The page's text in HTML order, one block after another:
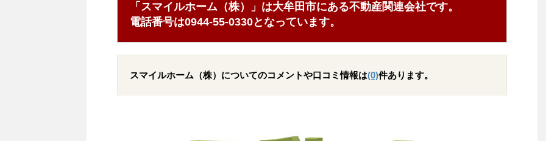
「スマイルホーム（株）」は大牟田市にある不動産関連会社です。
電話番号は0944-55-0330となっています。
スマイルホーム（株）についてのコメントや口コミ情報は(0)件あります。